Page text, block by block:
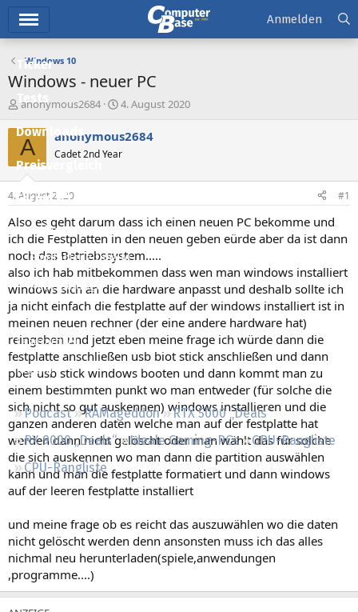
Ticker
Downloads
Preisvergleich
Forum
Aktuelles
Empfohlene Inhalte
Neue Beiträge
Neueste Aktivitäten
Leserartikel
Regeln
Podcast RAMageddon
RTX 5000 „Deals“
RX 9000 „Deals“
Ideale Gaming-PCs
GPU-Rangliste
CPU-Rangliste
Anmelden
Windows 10
Windows - neuer PC
E
s
t
e
l
e
r
anonymous2684
E
s
t
a
4. August 2020
A anonymous2684
Cadet 2nd Year
4. August 2020 #1
Also es geht darum dass ich einen neuen PC bekomme und
ich die Festplatten in den neuen geben eürde aber da ist dann
noch das Betriebssystem.....
also ich hab mitbekommen dass wen man windows installiert
windows sich an die hardware anpasst und deshalb sollte ich
ja nicht einfach die festplatte auf der windows installiert ist in
meinen neuen rechner (der eine andere hardware hat)
reingeben und jetzt eben meine frage ich würde dann die
festplatte anschließen usb biot stick anschließen und dann
pber usb stick windows booten und dann kommt man zu
einem bestimmten punkt wo man entweder (für solche die
sich nicht so gut auskennen) windows installieren und die
ganzen anderen daten welche man auf der festplatte hat
werden dann nicht gelöscht oder man wählt das für solche
die sich auskennen wo man dann die partition auswählen
kann und man die festplatte formatiert und dann windows
auf der leeren festplatte installiert
und meine frage ob es reicht das auszuwählen wo die daten
nicht gelöscht werden denn ansonsten muss ich das alles
nichmal neu herunterladen(spiele,anwendungen
,programme....)